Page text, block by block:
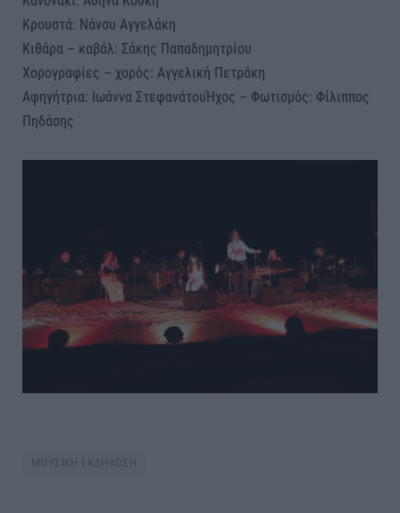
Κρουστά: Νάνσυ Αγγελάκη
Κιθάρα – καβάλ: Σάκης Παπαδημητρίου
Χορογραφίες – χορός: Αγγελική Πετράκη
Αφηγήτρια: Ιωάννα ΣτεφανάτουΉχος – Φωτισμός: Φίλιππος
Πηδάσης
ΜΟΥΣΙΚΗ ΕΚΔΗΛΩΣΗ